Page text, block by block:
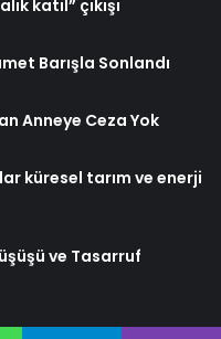
katil” çıkışı
Barışla Sonlandı
Anneye Ceza Yok
küresel tarım ve enerji
ve Tasarruf